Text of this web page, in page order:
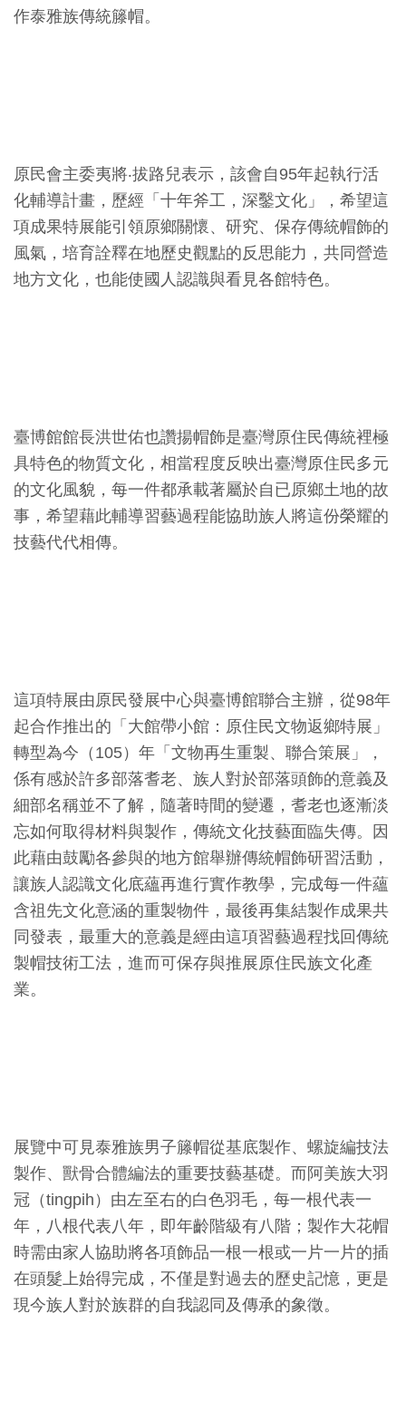
出
藏
研
究
便
府
公
開
資
訊
與
資
訊
安
全
宣
告
資
料
開
放
宣
聲
明
回
首
頁
作泰雅族傳統籐帽。
原民會主委夷將‧拔路兒表示，該會自95年起執行活
化輔導計畫，歷經「十年斧工，深鑿文化」，希望這
項成果特展能引領原鄉關懷、研究、保存傳統帽飾的
風氣，培育詮釋在地歷史觀點的反思能力，共同營造
地方文化，也能使國人認識與看見各館特色。
臺博館館長洪世佑也讚揚帽飾是臺灣原住民傳統裡極
具特色的物質文化，相當程度反映出臺灣原住民多元
的文化風貌，每一件都承載著屬於自已原鄉土地的故
事，希望藉此輔導習藝過程能協助族人將這份榮耀的
技藝代代相傳。
這項特展由原民發展中心與臺博館聯合主辦，從98年
起合作推出的「大館帶小館：原住民文物返鄉特展」
轉型為今（105）年「文物再生重製、聯合策展」，
係有感於許多部落耆老、族人對於部落頭飾的意義及
細部名稱並不了解，隨著時間的變遷，耆老也逐漸淡
忘如何取得材料與製作，傳統文化技藝面臨失傳。因
此藉由鼓勵各參與的地方館舉辦傳統帽飾研習活動，
讓族人認識文化底蘊再進行實作教學，完成每一件蘊
含祖先文化意涵的重製物件，最後再集結製作成果共
同發表，最重大的意義是經由這項習藝過程找回傳統
製帽技術工法，進而可保存與推展原住民族文化產
業。
展覽中可見泰雅族男子籐帽從基底製作、螺旋編技法
製作、獸骨合體編法的重要技藝基礎。而阿美族大羽
冠（tingpih）由左至右的白色羽毛，每一根代表一
年，八根代表八年，即年齡階級有八階；製作大花帽
時需由家人協助將各項飾品一根一根或一片一片的插
在頭髮上始得完成，不僅是對過去的歷史記憶，更是
現今族人對於族群的自我認同及傳承的象徵。